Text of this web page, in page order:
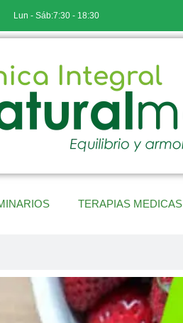
Lun - Sáb:7:30 - 18:30
TERAPIAS MEDICAS